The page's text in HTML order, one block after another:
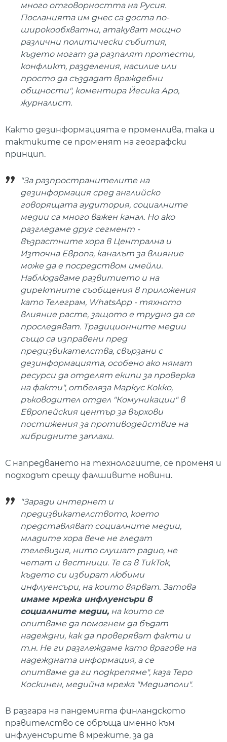
много отговорността на Русия.
Посланията им днес са доста по-
широкообхватни, атакуват мощно
различни политически събития,
където могат да разпалят протести,
конфликт, разделения, насилие или
просто да създадат враждебни
общности", коментира Йесика Аро,
журналист.
Както дезинформацията е променлива, така и
тактиките се променят на географски
принцип.
"За разпространителите на
дезинформация сред английско
говорящата аудитория, социалните
медии са много важен канал. Но ако
разгледаме друг сегмент -
възрастните хора в Централна и
Източна Европа, каналът за влияние
може да е посредством имейли.
Наблюдаваме развитието и на
директните съобщения в приложения
като Телеграм, WhatsApp - тяхното
влияние расте, защото е трудно да се
проследяват. Традиционните медии
също са изправени пред
предизвикателства, свързани с
дезинформацията, особено ако нямат
ресурси да отделят екипи за проверка
на факти", отбеляза Маркус Кокко,
ръководител отдел "Комуникации" в
Европейския център за върхови
постижения за противодействие на
хибридните заплахи.
С напредването на технологиите, се променя и
подходът срещу фалшивите новини.
"Заради интернет и
предизвикателството, което
представляват социалните медии,
младите хора вече не гледат
телевизия, нито слушат радио, не
четат и вестници. Те са в ТикТок,
където си избират любими
инфлуенсъри, на които вярват. Затова
имаме мрежа инфлуенсъри в
социалните медии, на които се
опитваме да помогнем да бъдат
надеждни, как да проверяват факти и
т.н. Не ги разглеждаме като врагове на
надеждната информация, а се
опитваме да ги подкрепяме", каза Теро
Коскинен, медийна мрежа "Медиаполи".
В разгара на пандемията финландското
правителство се обръща именно към
инфлуенсърите в мрежите, за да